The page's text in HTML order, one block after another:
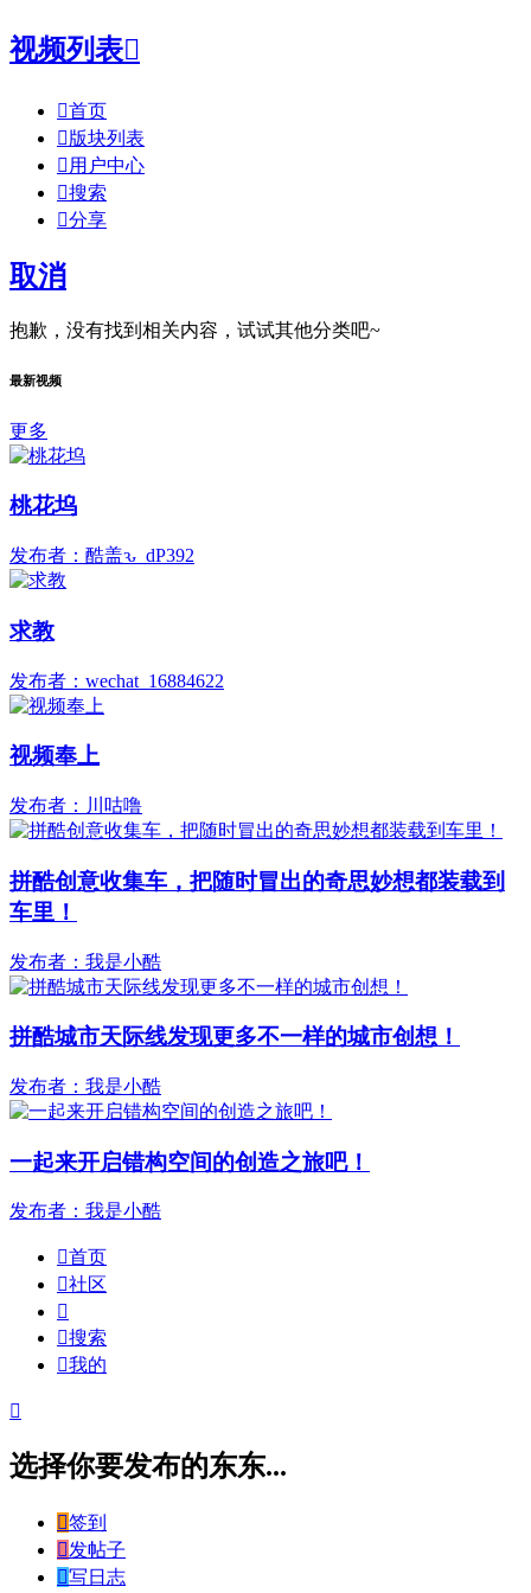
视频列表
首页
版块列表
 用户中心
搜索
分享
取消
抱歉，没有找到相关内容，试试其他分类吧~
最新视频
更多
桃花坞
发布者：酷盖ԅ_dP392
求教
发布者：wechat_16884622
视频奉上
发布者：川咕噜
拼酷创意收集车，把随时冒出的奇思妙想都装载到
车里！
发布者：我是小酷
拼酷城市天际线发现更多不一样的城市创想！
发布者：我是小酷
一起来开启错构空间的创造之旅吧！
发布者：我是小酷
首页
社区

搜索
我的

选择你要发布的东东...
签到
发帖子
写日志